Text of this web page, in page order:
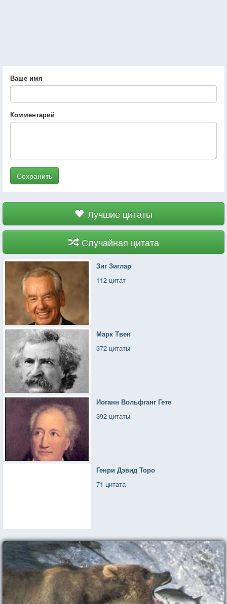
Ваше имя
Комментарий
Сохранить
Лучшие цитаты
Случайная цитата
Зиг Зиглар
112 цитат
Марк Твен
372 цитаты
Иоганн Вольфганг Гете
392 цитаты
Генри Дэвид Торо
71 цитата